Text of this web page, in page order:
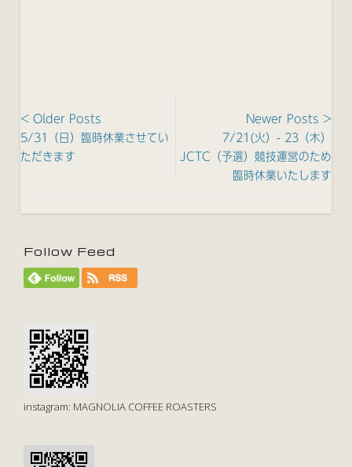
< Older Posts
5/31（日）臨時休業させてい
ただきます
Newer Posts >
7/21(火）- 23（木）
JCTC（予選）競技運営のため
臨時休業いたします
Follow Feed
instagram: MAGNOLIA COFFEE ROASTERS